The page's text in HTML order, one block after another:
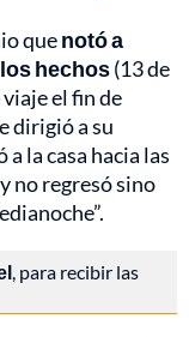
quenotó a
hechos(13 de
el fin de
dirigió a su
la casa hacia las
no regresó sino
, para recibir las